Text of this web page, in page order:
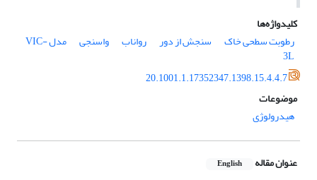
کلیدواژه‌ها
رطوبت سطحی خاک
سنجش از دور رواناب واسنجی مدل VIC-
3L
20.1001.1.17352347.1398.15.4.4.7
موضوعات
هیدرولوژی
عنوان مقاله English